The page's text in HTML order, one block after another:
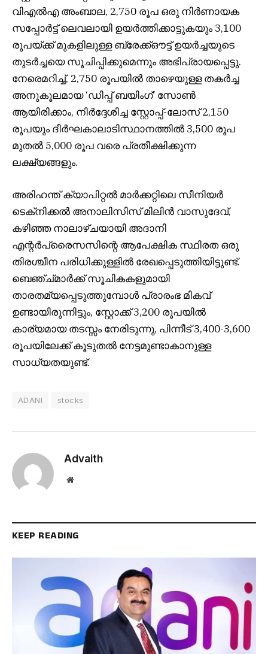
വിഎൽഎ അംബാല, 2,750 രൂപ ഒരു നിർണായക
സപ്പോർട്ട് ലെവലായി ഉയർത്തിക്കാട്ടുകയും 3,100
രൂപയ്ക്ക് മുകളിലുള്ള ബ്രേക്ക്ഔട്ട് ഉയർച്ചയുടെ
തുടർച്ചയെ സൂചിപ്പിക്കുമെന്നും അഭിപ്രായപ്പെട്ടു.
നേരെമറിച്ച്, 2,750 രൂപയിൽ താഴെയുള്ള തകർച്ച
അനുകൂലമായ ‘ഡിപ്പ് ബയിംഗ്’ സോൺ
ആയിരിക്കാം, നിർദ്ദേശിച്ച സ്റ്റോപ്പ്-ലോസ് 2,150
രൂപയും ദീർഘകാലാടിസ്ഥാനത്തിൽ 3,500 രൂപ
മുതൽ 5,000 രൂപ വരെ പ്രതീക്ഷിക്കുന്ന
ലക്ഷ്യങ്ങളും.
അരിഹന്ത് ക്യാപിറ്റൽ മാർക്കറ്റിലെ സീനിയർ
ടെക്‌നിക്കൽ അനാലിസിസ് മിലിൻ വാസുദേവ്,
കഴിഞ്ഞ നാലാഴ്ചയായി അദാനി
എന്റർപ്രൈസസിന്റെ ആപേക്ഷിക സ്ഥിരത ഒരു
തിരശ്ചീന പരിധിക്കുള്ളിൽ രേഖപ്പെടുത്തിയിട്ടുണ്ട്.
ബെഞ്ച്മാർക്ക് സൂചികകളുമായി
താരതമ്യപ്പെടുത്തുമ്പോൾ പ്രാരംഭ മികവ്
ഉണ്ടായിരുന്നിട്ടും, സ്റ്റോക്ക് 3,200 രൂപയിൽ
കാര്യമായ തടസ്സം നേരിടുന്നു, പിന്നീട് 3,400-3,600
രൂപയിലേക്ക് കൂടുതൽ നേട്ടമുണ്ടാകാനുള്ള
സാധ്യതയുണ്ട്.
ADANI stocks
Advaith
Website
KEEP READING